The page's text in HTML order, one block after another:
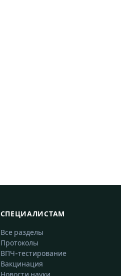
СПЕЦИАЛИСТАМ
Все разделы
Протоколы
ВПЧ-тестирование
Вакцинация